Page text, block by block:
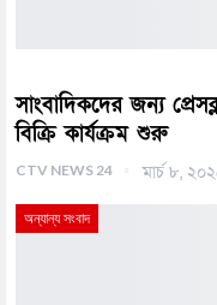
সাংবাদিকদের জন্য
বিক্রি কার্যক্রম শুরু
CTV NEWS 24 মার্চ ৮,
অন্যান্য সংবাদ